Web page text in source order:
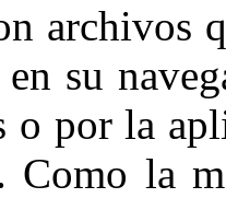
archivos
su
o por la
Como la